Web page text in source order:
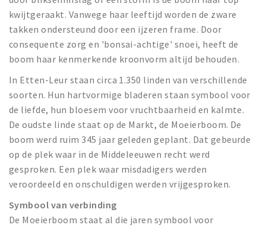
kwijtgeraakt. Vanwege haar leeftijd worden de zware
takken ondersteund door een ijzeren frame. Door
consequente zorg en 'bonsai-achtige' snoei, heeft de
boom haar kenmerkende kroonvorm altijd behouden.
In Etten-Leur staan circa 1.350 linden van verschillende
soorten. Hun hartvormige bladeren staan symbool voor
de liefde, hun bloesem voor vruchtbaarheid en kalmte.
De oudste linde staat op de Markt, de Moeierboom. De
boom werd ruim 345 jaar geleden geplant. Dat gebeurde
op de plek waar in de Middeleeuwen recht werd
gesproken. Een plek waar misdadigers werden
veroordeeld en onschuldigen werden vrijgesproken.
Symbool van verbinding
De Moeierboom staat al die jaren symbool voor